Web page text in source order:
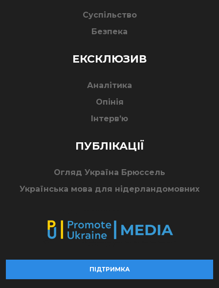
Суспільство
Безпека
ЕКСКЛЮЗИВ
Аналітика
Опінія
Інтерв’ю
ПУБЛІКАЦІЇ
Огляд Україна Брюссель
Українська мова для нідерландомовних
ПІДТРИМКА